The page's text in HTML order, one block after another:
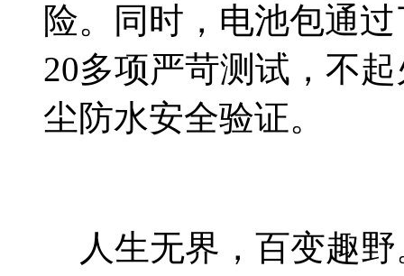
险。同时，电池包通
20多项严苛测试，不
尘防水安全验证。
人生无界，百变趣野